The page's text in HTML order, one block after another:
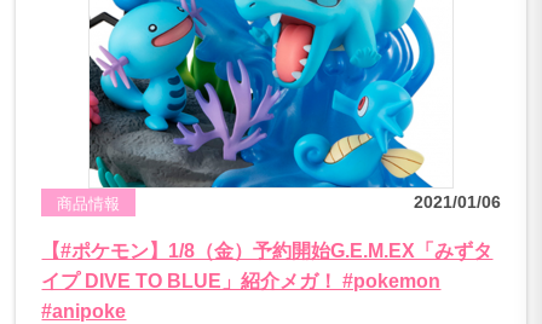
商品情報 2021/01/06
【#ポケモン】1/8（金）予約開始G.E.M.EX「みずタ
イプ DIVE TO BLUE」紹介メガ！ #pokemon
#anipoke